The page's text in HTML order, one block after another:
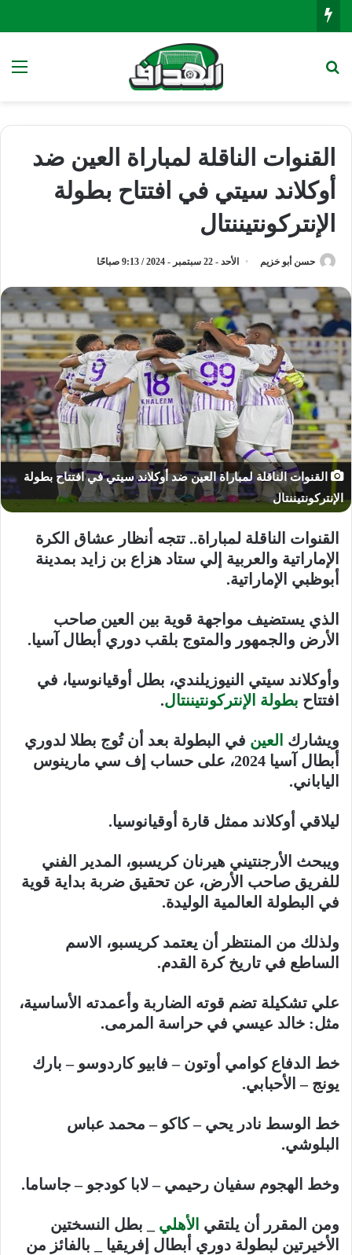
القنوات الناقلة لمباراة العين ضد
أوكلاند سيتي في افتتاح بطولة
الإنتركونتيننتال
حسن أبو خزيم الأحد - 22 سبتمبر - 2024 / 9:13 صباحًا
القنوات الناقلة لمباراة العين ضد أوكلاند سيتي في افتتاح بطولة
الإنتركونتيننتال
القنوات الناقلة لمباراة.. تتجه أنظار عشاق الكرة
الإماراتية والعربية إلي ستاد هزاع بن زايد بمدينة
أبوظبي الإماراتية.
الذي يستضيف مواجهة قوية بين العين صاحب
الأرض والجمهور والمتوج بلقب دوري أبطال آسيا.
وأوكلاند سيتي النيوزيلندي، بطل أوقيانوسيا، في
افتتاح بطولة الإنتركونتيننتال.
ويشارك العين في البطولة بعد أن تُوج بطلا لدوري
أبطال آسيا 2024، على حساب إف سي مارينوس
الياباني.
ليلاقي أوكلاند ممثل قارة أوقيانوسيا.
ويبحث الأرجنتيني هيرنان كريسبو، المدير الفني
للفريق صاحب الأرض، عن تحقيق ضربة بداية قوية
في البطولة العالمية الوليدة.
ولذلك من المنتظر أن يعتمد كريسبو، الاسم
الساطع في تاريخ كرة القدم.
علي تشكيلة تضم قوته الضاربة وأعمدته الأساسية،
مثل: خالد عيسي في حراسة المرمى.
خط الدفاع كوامي أوتون – فابيو كاردوسو – بارك
يونج – الأحبابي.
خط الوسط نادر يحي – كاكو – محمد عباس
البلوشي.
وخط الهجوم سفيان رحيمي – لابا كودجو – جاساما.
ومن المقرر أن يلتقي الأهلي _ بطل النسختين
الأخيرتين لبطولة دوري أبطال إفريقيا _ بالفائز من